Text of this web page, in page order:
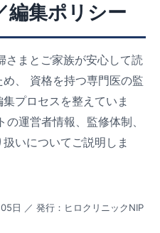
編集ポリシー
さまとご家族が安心して読
、 資格を持つ専門医の監
プロセスを整えていま
運営者情報、監修体制、
いについてご説明しま
日 ／ 発行：ヒロクリニックNIP